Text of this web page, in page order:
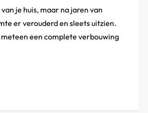
je huis, maar na jaren van
er verouderd en sleets uitzien.
een complete verbouwing